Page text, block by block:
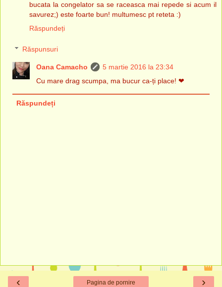
bucata la congelator sa se raceasca mai repede si acum il
savurez;) este foarte bun! multumesc pt reteta :)
Răspundeți
Răspunsuri
Oana Camacho
5 martie 2016 la 23:34
Cu mare drag scumpa, ma bucur ca-ți place! ❤
Răspundeți
‹ ›
Pagina de pornire